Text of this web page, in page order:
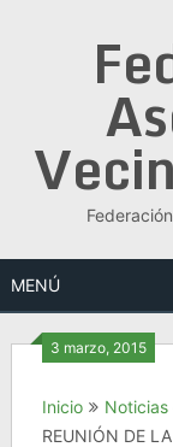
MENÚ
3 marzo, 2015
Inicio
Noticias
REUNIÓN DE